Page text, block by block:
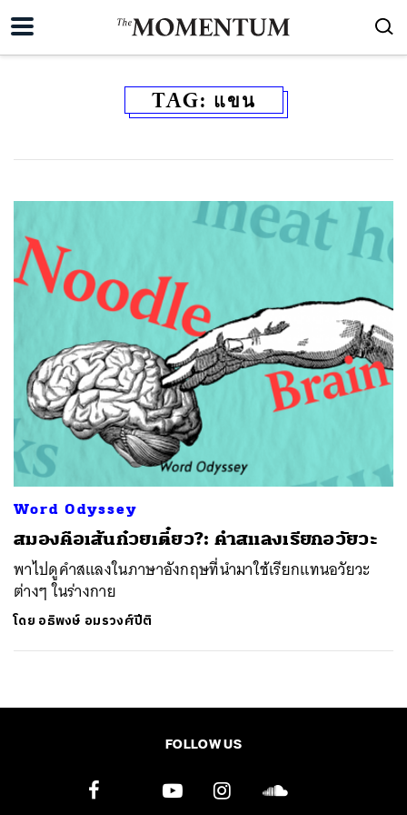
TAG: แขน
Word Odyssey
สมองคือเส้นก๋วยเตี๋ยว?: คำสแลงเรียกอวัยวะ
พาไปดูคำสแลงในภาษาอังกฤษที่นำมาใช้เรียกแทนอวัยวะ
ต่างๆ ในร่างกาย
โดย อธิพงษ์ อมรวงศ์ปีติ
FOLLOW US
ค้นหา
SHARE TWEET